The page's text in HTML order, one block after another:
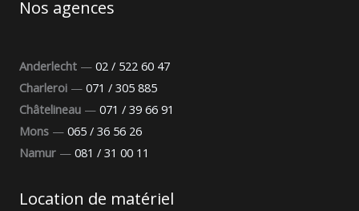
Nos agences
Anderlecht — 02 / 522 60 47
Charleroi — 071 / 305 885
Châtelineau — 071 / 39 66 91
Mons — 065 / 36 56 26
Namur — 081 / 31 00 11
Location de matériel